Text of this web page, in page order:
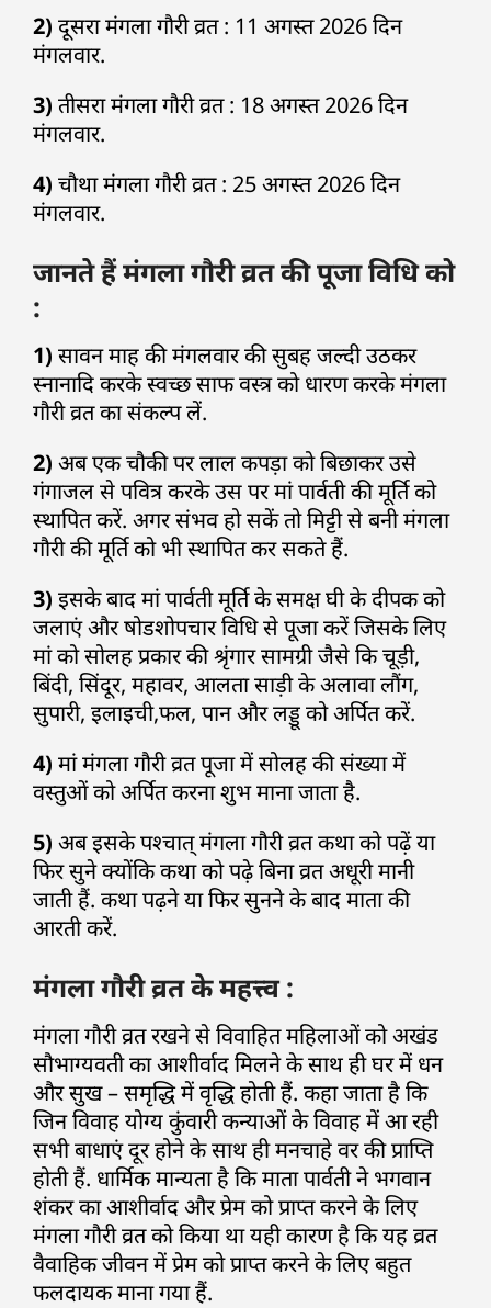
2) दूसरा मंगला गौरी व्रत : 11 अगस्त 2026 दिन
मंगलवार.
3) तीसरा मंगला गौरी व्रत : 18 अगस्त 2026 दिन
मंगलवार.
4) चौथा मंगला गौरी व्रत : 25 अगस्त 2026 दिन
मंगलवार.
जानते हैं मंगला गौरी व्रत की पूजा विधि को
:
1) सावन माह की मंगलवार की सुबह जल्दी उठकर
स्नानादि करके स्वच्छ साफ वस्त्र को धारण करके मंगला
गौरी व्रत का संकल्प लें.
2) अब एक चौकी पर लाल कपड़ा को बिछाकर उसे
गंगाजल से पवित्र करके उस पर मां पार्वती की मूर्ति को
स्थापित करें. अगर संभव हो सकें तो मिट्टी से बनी मंगला
गौरी की मूर्ति को भी स्थापित कर सकते हैं.
3) इसके बाद मां पार्वती मूर्ति के समक्ष घी के दीपक को
जलाएं और षोडशोपचार विधि से पूजा करें जिसके लिए
मां को सोलह प्रकार की श्रृंगार सामग्री जैसे कि चूड़ी,
बिंदी, सिंदूर, महावर, आलता साड़ी के अलावा लौंग,
सुपारी, इलाइची,फल, पान और लड्डू को अर्पित करें.
4) मां मंगला गौरी व्रत पूजा में सोलह की संख्या में
वस्तुओं को अर्पित करना शुभ माना जाता है.
5) अब इसके पश्चात् मंगला गौरी व्रत कथा को पढ़ें या
फिर सुने क्योंकि कथा को पढ़े बिना व्रत अधूरी मानी
जाती हैं. कथा पढ़ने या फिर सुनने के बाद माता की
आरती करें.
मंगला गौरी व्रत के महत्त्व :
मंगला गौरी व्रत रखने से विवाहित महिलाओं को अखंड
सौभाग्यवती का आशीर्वाद मिलने के साथ ही घर में धन
और सुख – समृद्धि में वृद्धि होती हैं. कहा जाता है कि
जिन विवाह योग्य कुंवारी कन्याओं के विवाह में आ रही
सभी बाधाएं दूर होने के साथ ही मनचाहे वर की प्राप्ति
होती हैं. धार्मिक मान्यता है कि माता पार्वती ने भगवान
शंकर का आशीर्वाद और प्रेम को प्राप्त करने के लिए
मंगला गौरी व्रत को किया था यही कारण है कि यह व्रत
वैवाहिक जीवन में प्रेम को प्राप्त करने के लिए बहुत
फलदायक माना गया हैं.